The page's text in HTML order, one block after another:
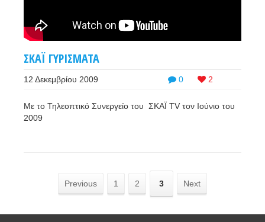
ΣΚΑΪ ΓΥΡΙΣΜΑΤΑ
0 2
12 Δεκεμβρίου 2009
Με το Τηλεοπτικό Συνεργείο του ΣΚΑΪ TV τον Ιούνιο του
2009
Previous 1 2 3 Next